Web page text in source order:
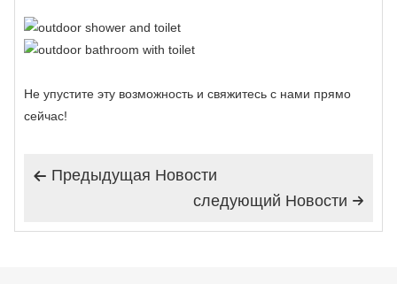
Не упустите эту возможность и свяжитесь с нами прямо
сейчас!
 Предыдущая Hовости

следующий Hовости